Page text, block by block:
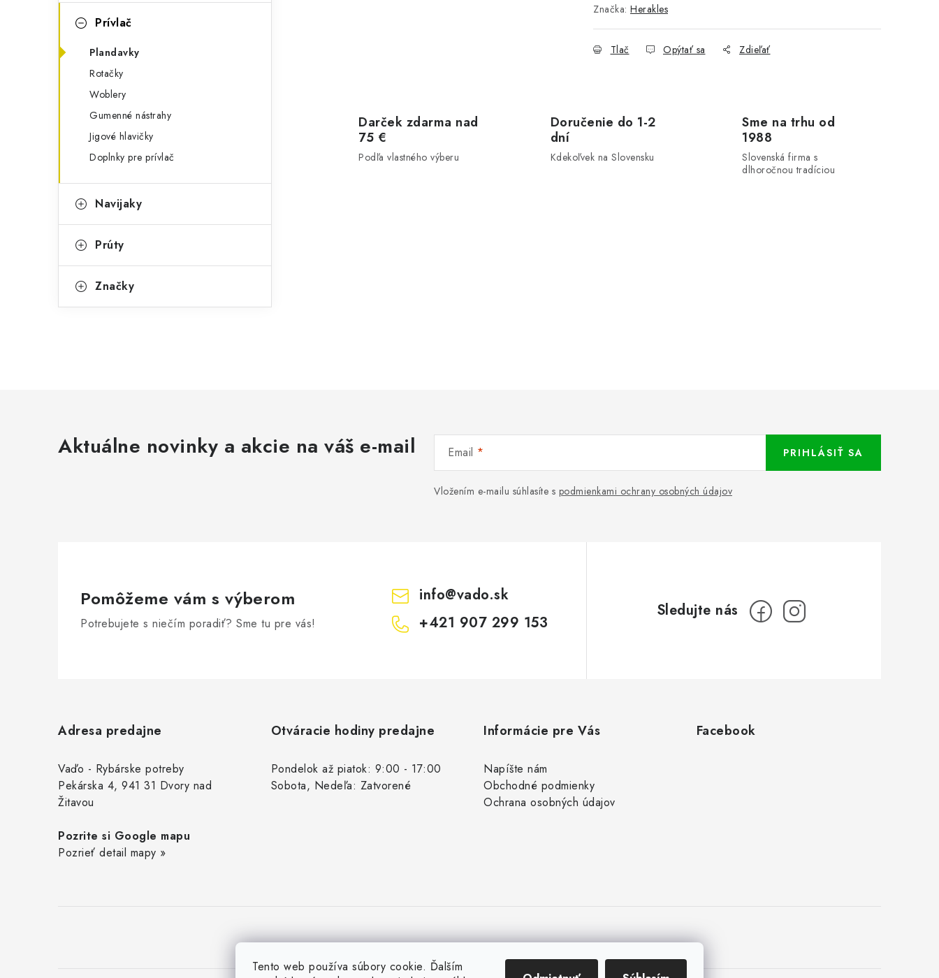
Tento web používa súbory cookie. Ďalším
Prívlač
Plandavky
Rotačky
Woblery
Gumenné nástrahy
Jigové hlavičky
Doplnky pre prívlač
Navijaky
Prúty
Značky
Značka: Herakles
Tlač Opýtať sa Zdieľať
Darček zdarma nad
75 €
Podľa vlastného výberu
Doručenie do 1-2
dní
Kdekoľvek na Slovensku
Sme na trhu od
1988
Slovenská firma s
dlhoročnou tradíciou
Aktuálne novinky a akcie na váš e-mail Email
Vložením e-mailu súhlasíte s podmienkami ochrany osobných údajov
PRIHLÁSIŤ SA
Pomôžeme vám s výberom
Potrebujete s niečím poradiť? Sme tu pre vás!
info@vado.sk
+421 907 299 153
Adresa predajne
Vaďo - Rybárske potreby
Pekárska 4, 941 31 Dvory nad
Žitavou
Pozrite si Google mapu
Pozrieť detail mapy »
Otváracie hodiny predajne
Pondelok až piatok: 9:00 - 17:00
Sobota, Nedeľa: Zatvorené
Informácie pre Vás
Napíšte nám
Obchodné podmienky
Ochrana osobných údajov
Facebook